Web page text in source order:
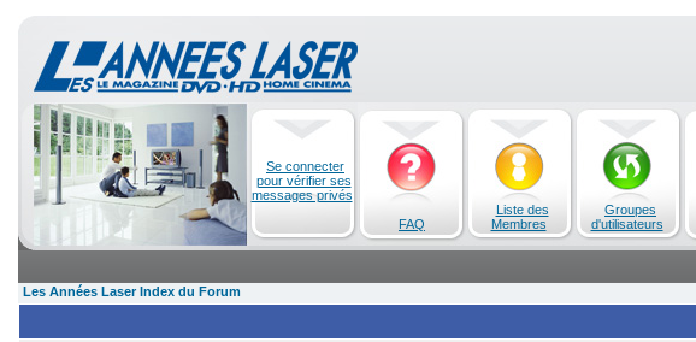
Se connecter
pour vérifier ses
messages privés
FAQ
Liste des
Membres
Groupes
d'utilisateurs
Les Années Laser Index du Forum